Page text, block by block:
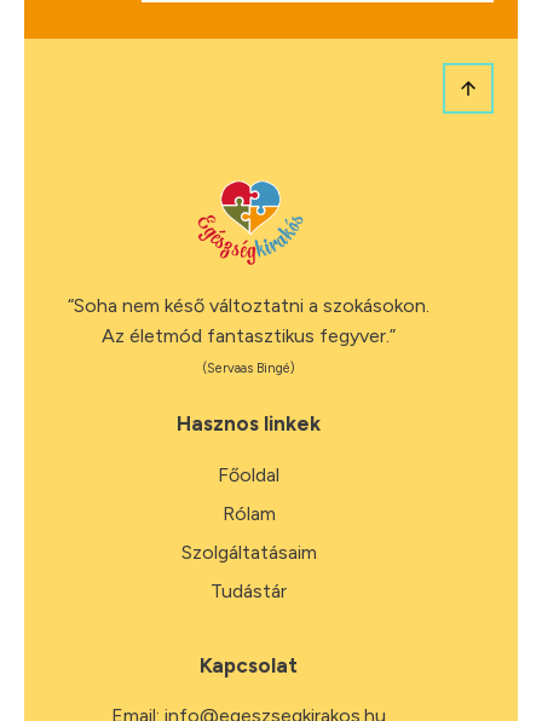
“Soha nem késő változtatni a szokásokon.
Az életmód fantasztikus fegyver.”
(Servaas Bingé)
Hasznos linkek
Főoldal
Rólam
Szolgáltatásaim
Tudástár
Kapcsolat
Email: info@egeszsegkirakos.hu